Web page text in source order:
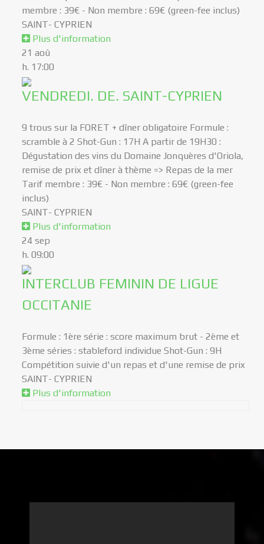
membre : 39€ - Non membre : 69€ (green-fee inclus)
SAINT- CYPRIEN
Plus d'information
21 aoû
h. 17:00
VENDREDI. DE. SAINT-CYPRIEN
9 trous sur la FORET + dîner obligatoire Formule :
scramble à 2 Shot-Gun : 17H A partir de 19H30 :
Dégustation des vins du Domaine Jonquères d'Oriola,
remise de prix et dîner à thème => Repas de la mer
Tarif membre : 39€ - Non membre : 69€ (green-fee
inclus)
SAINT- CYPRIEN
Plus d'information
24 sep
h. 09:00
INTERCLUB FEMININ DE LIGUE
OCCITANIE
Formule : 1ère série : score maximum brut - 2ème et
3ème séries : stableford individue Shot-Gun : 9H
Compétition suivie d'un repas et d'une remise de prix
SAINT- CYPRIEN
Plus d'information